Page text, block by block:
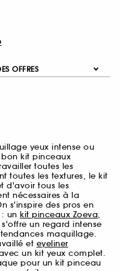
OFFRES
yeux intense ou
kit pinceaux
toutes les
toutes les textures, le kit
d'avoir tous les
nécessaires à la
s'inspire des pros en
un kit pinceaux Zoeva,
s'offre un regard intense
maquillage.
et eyeliner
un kit yeux complet.
pour un kit pinceau